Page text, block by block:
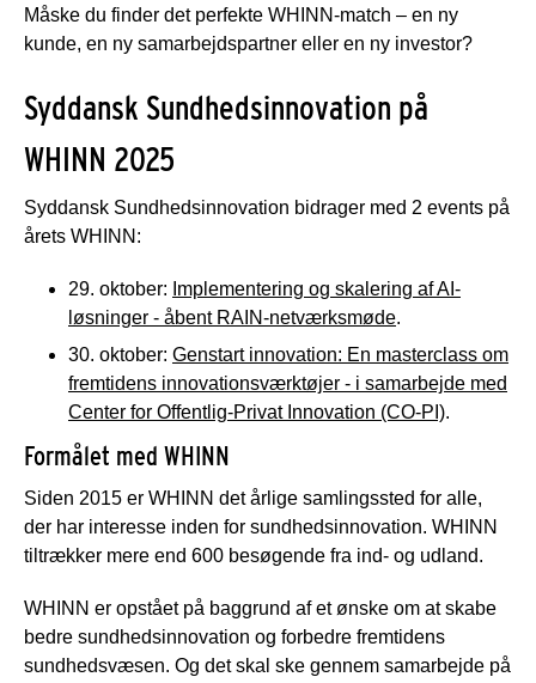
Måske du finder det perfekte WHINN-match – en ny
kunde, en ny samarbejdspartner eller en ny investor?
Syddansk Sundhedsinnovation på
WHINN 2025
Syddansk Sundhedsinnovation bidrager med 2 events på
årets WHINN:
29. oktober: Implementering og skalering af AI-
løsninger - åbent RAIN-netværksmøde.
30. oktober: Genstart innovation: En masterclass om
fremtidens innovationsværktøjer - i samarbejde med
Center for Offentlig-Privat Innovation (CO-PI).
Formålet med WHINN
Siden 2015 er WHINN det årlige samlingssted for alle,
der har interesse inden for sundhedsinnovation. WHINN
tiltrækker mere end 600 besøgende fra ind- og udland.
WHINN er opstået på baggrund af et ønske om at skabe
bedre sundhedsinnovation og forbedre fremtidens
sundhedsvæsen. Og det skal ske gennem samarbejde på